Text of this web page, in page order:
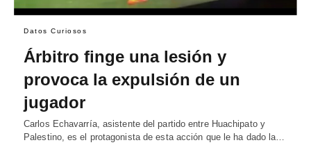
Datos Curiosos
Árbitro finge una lesión y
provoca la expulsión de un
jugador
Carlos Echavarría, asistente del partido entre Huachipato y
Palestino, es el protagonista de esta acción que le ha dado la…